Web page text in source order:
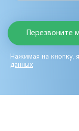
Нажимая на кнопку,
данных